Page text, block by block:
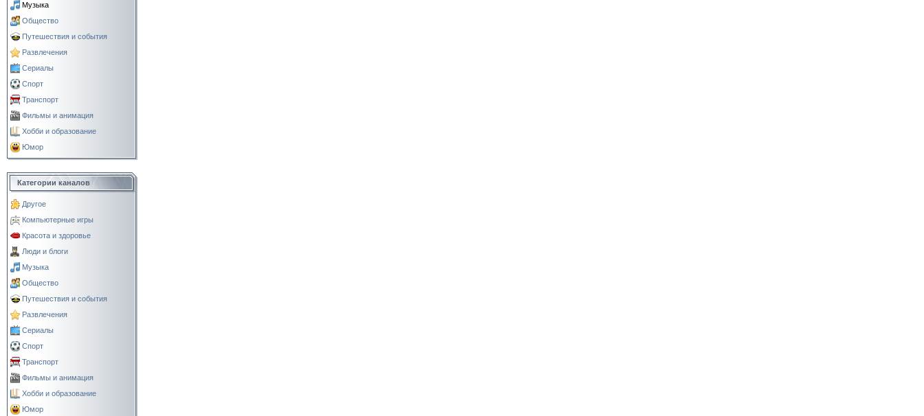
Музыка
Общество
Путешествия и события
Развлечения
Сериалы
Спорт
Транспорт
Фильмы и анимация
Хобби и образование
Юмор
Категории каналов
Другое
Компьютерные игры
Красота и здоровье
Люди и блоги
Музыка
Общество
Путешествия и события
Развлечения
Сериалы
Спорт
Транспорт
Фильмы и анимация
Хобби и образование
Юмор